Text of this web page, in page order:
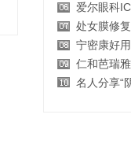
医巢：艾
贵州利美
干燥女孩
收缩毛孔
Maione青